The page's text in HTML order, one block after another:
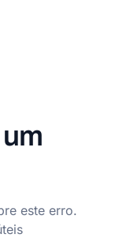
este erro.